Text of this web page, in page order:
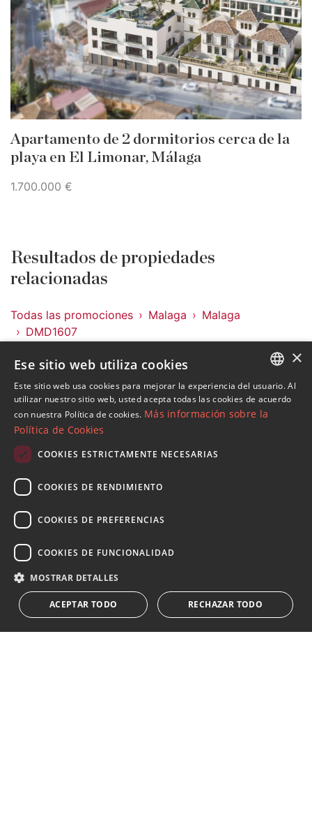
Apartamento de 2 dormitorios cerca de la
playa en El Limonar, Málaga
1.700.000 €
Resultados de propiedades
relacionadas
Todas las promociones Malaga
Malaga
DMD1607
Promociones en Malaga
Promociones en Malaga
Suscribase a nuestro Newsletter
Reciba novedades sobre propiedades , actualidad y
estilo de vida de Marbella
Acepto el
Le informamos que los datos personales obtenidos mediante
este formulario...Expandir
ENGLISH
SPANISH
×
Ese sitio web utiliza cookies
Este sitio web usa cookies para mejorar la experiencia del usuario. Al
utilizar nuestro sitio web, usted acepta todas las cookies de acuerdo
con nuestra Política de cookies. Más información sobre la
Política de Cookies
COOKIES ESTRICTAMENTE NECESARIAS
COOKIES DE RENDIMIENTO
COOKIES DE PREFERENCIAS
COOKIES DE FUNCIONALIDAD
MOSTRAR DETALLES
ACEPTAR TODO RECHAZAR TODO